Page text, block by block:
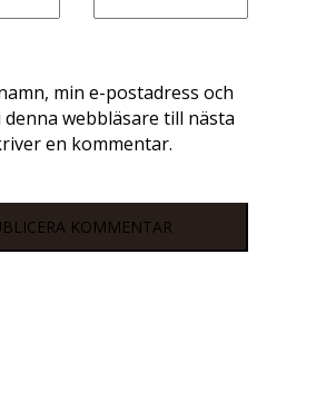
min e-postadress och
webbläsare till nästa
en kommentar.